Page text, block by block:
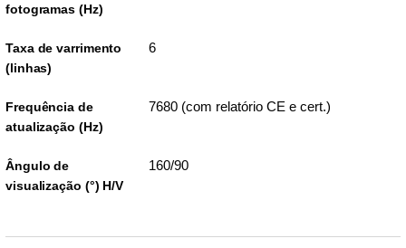
fotogramas (Hz)
Taxa de varrimento
(linhas)
6
Frequência de
atualização (Hz)
7680 (com relatório CE e cert.)
Ângulo de
visualização (°) H/V
160/90